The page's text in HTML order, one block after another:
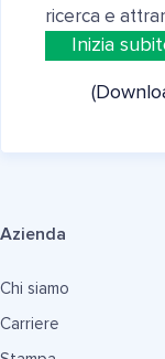
ricerca e
Inizia
Azienda
Chi siamo
Carriere